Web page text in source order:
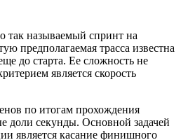
так называемый спринт на
предполагаемая трасса известна
до старта. Ее сложность не
является скорость
по итогам прохождения
доли секунды. Основной задачей
является касание финишного